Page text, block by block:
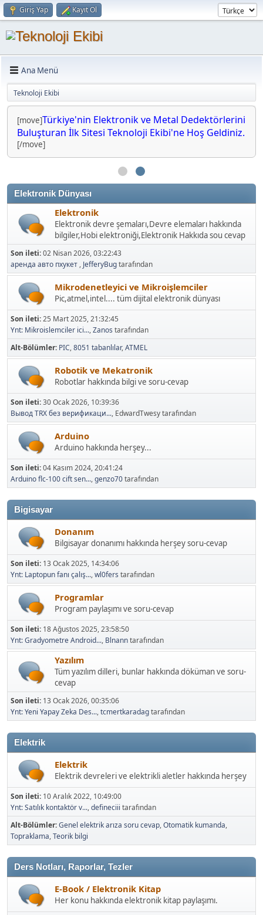
Giriş Yap Kayıt Ol
Ana Menü
Teknoloji Ekibi
[move]Türkiye'nin Elektronik ve Metal Dedektörlerini
Buluşturan İlk Sitesi Teknoloji Ekibi'ne Hoş Geldiniz.
[/move]
Elektronik Dünyası
Elektronik
Elektronik devre şemaları,Devre elemaları hakkında
bilgiler,Hobi elektroniği,Elektronik Hakkıda sou cevap
Son ileti:02 Nisan 2026, 03:22:43
аренда авто пхукет , JefferyBugtarafından
Mikrodenetleyici ve Mikroişlemciler
Pic,atmel,intel.... tüm dijital elektronik dünyası
Son ileti:25 Mart 2025, 21:32:45
Ynt: Mikroislemciler ici...,Zanos tarafından
Alt-Bölümler PIC 8051 tabanlılar ATMEL
Robotik ve Mekatronik
Robotlar hakkında bilgi ve soru-cevap
Son ileti:30 Ocak 2026, 10:39:36
Вывод TRX без верификаци..., EdwardTwesy tarafından
Arduino
Arduino hakkında herşey...
Son ileti:04 Kasım 2024, 20:41:24
Arduino flc-100 cift sen...,genzo70tarafından
Bigisayar
Donanım
Bilgisayar donanımı hakkında herşey soru-cevap
Son ileti: 13 Ocak 2025, 14:34:06
Ynt: Laptopun fanı çalış...,wl0fers tarafından
Programlar
Program paylaşımı ve soru-cevap
Son ileti: 18 Ağustos 2025, 23:58:50
Ynt: Gradyometre Android..., Blnanntarafından
Yazılım
Tüm yazılım dilleri, bunlar hakkında döküman ve soru-
cevap
Son ileti: 13 Ocak 2026, 00:35:06
Ynt: Yeni Yapay Zeka Des...,tcmertkaradagtarafından
Elektrik
Elektrik
Elektrik devreleri ve elektrikli aletler hakkında herşey
Son ileti: 10 Aralık 2022, 10:49:00
Ynt: Satılık kontaktör v...,defineciii tarafından
Alt-Bölümler Genel elektrik arıza soru cevap Otomatik kumanda
Topraklama Teorik bilgi
Ders Notları, Raporlar, Tezler
E-Book / Elektronik Kitap
Her konu hakkında elektronik kitap paylaşımı.